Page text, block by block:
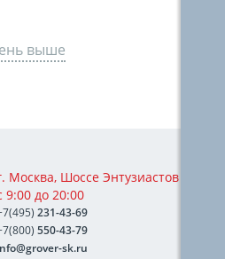
выше
Москва, Шоссе Энтузиастов 76А,
9:00 до 20:00
231-43-69
550-43-79
sk.ru